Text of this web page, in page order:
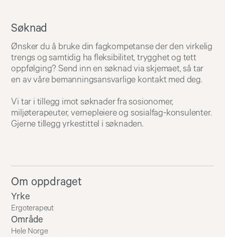
Søknad
Ønsker du å bruke din fagkompetanse der den virkelig
trengs og samtidig ha fleksibilitet, trygghet og tett
oppfølging? Send inn en søknad via skjemaet, så tar
en av våre bemanningsansvarlige kontakt med deg.
Vi tar i tillegg imot søknader fra sosionomer,
miljøterapeuter, vernepleiere og sosialfag-konsulenter.
Gjerne tillegg yrkestittel i søknaden.
Om oppdraget
Yrke
Ergoterapeut
Område
Hele Norge